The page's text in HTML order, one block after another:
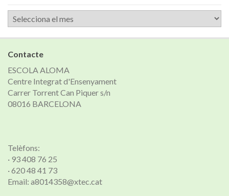
Arxiu
de
notícies
Contacte
ESCOLA ALOMA
Centre Integrat d'Ensenyament
Carrer Torrent Can Piquer s/n
08016 BARCELONA
Telèfons:
· 93 408 76 25
· 620 48 41 73
Email: a8014358@xtec.cat